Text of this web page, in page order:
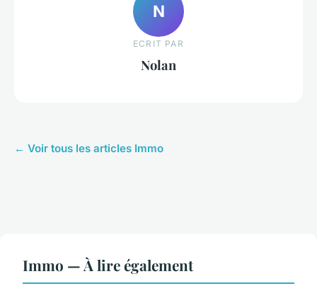
N
ECRIT PAR
Nolan
← Voir tous les articles Immo
Immo — À lire également